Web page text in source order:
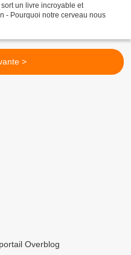
un livre incroyable et
- Pourquoi notre cerveau nous
>
Overblog